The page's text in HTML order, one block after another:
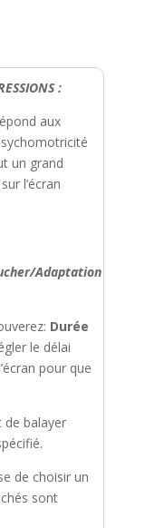
:
aux
un grand
l’écran
Adaptation
Durée
le délai
pour que
de balayer
de choisir un
sont